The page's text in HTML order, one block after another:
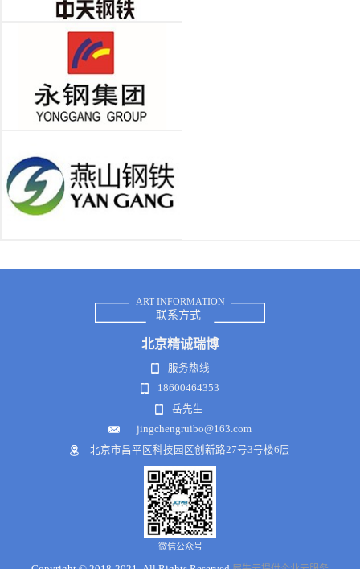
ART INFORMATION
联系方式
北京精诚瑞博
服务热线
18600464353
岳先生
jingchengruibo@163.com
北京市昌平区科技园区创新路27号3号楼6层
微信公众号